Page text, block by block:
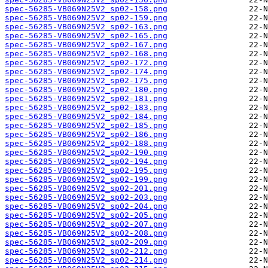
spec-56285-VB069N25V2_sp02-158.png
spec-56285-VB069N25V2_sp02-159.png
spec-56285-VB069N25V2_sp02-163.png
spec-56285-VB069N25V2_sp02-165.png
spec-56285-VB069N25V2_sp02-167.png
spec-56285-VB069N25V2_sp02-168.png
spec-56285-VB069N25V2_sp02-172.png
spec-56285-VB069N25V2_sp02-174.png
spec-56285-VB069N25V2_sp02-175.png
spec-56285-VB069N25V2_sp02-180.png
spec-56285-VB069N25V2_sp02-181.png
spec-56285-VB069N25V2_sp02-183.png
spec-56285-VB069N25V2_sp02-184.png
spec-56285-VB069N25V2_sp02-185.png
spec-56285-VB069N25V2_sp02-186.png
spec-56285-VB069N25V2_sp02-188.png
spec-56285-VB069N25V2_sp02-190.png
spec-56285-VB069N25V2_sp02-194.png
spec-56285-VB069N25V2_sp02-195.png
spec-56285-VB069N25V2_sp02-199.png
spec-56285-VB069N25V2_sp02-201.png
spec-56285-VB069N25V2_sp02-203.png
spec-56285-VB069N25V2_sp02-204.png
spec-56285-VB069N25V2_sp02-205.png
spec-56285-VB069N25V2_sp02-207.png
spec-56285-VB069N25V2_sp02-208.png
spec-56285-VB069N25V2_sp02-209.png
spec-56285-VB069N25V2_sp02-212.png
spec-56285-VB069N25V2_sp02-214.png